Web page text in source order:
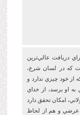
دريافت عالي‌ترين
که در لسان شرع،
از خود چيزي ندارد و
به او برسد، از خداي
امکان تحقق دارد
عرضي و هم از لحاظ